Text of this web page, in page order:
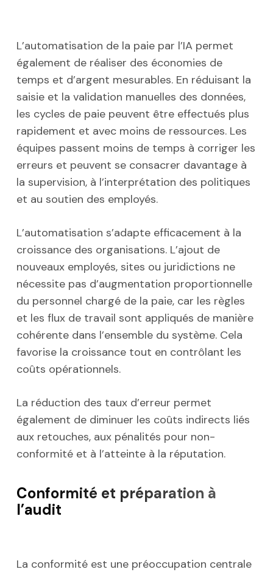
L’automatisation de la paie par l’IA permet
également de réaliser des économies de
temps et d’argent mesurables. En réduisant la
saisie et la validation manuelles des données,
les cycles de paie peuvent être effectués plus
rapidement et avec moins de ressources. Les
équipes passent moins de temps à corriger les
erreurs et peuvent se consacrer davantage à
la supervision, à l’interprétation des politiques
et au soutien des employés.
L’automatisation s’adapte efficacement à la
croissance des organisations. L’ajout de
nouveaux employés, sites ou juridictions ne
nécessite pas d’augmentation proportionnelle
du personnel chargé de la paie, car les règles
et les flux de travail sont appliqués de manière
cohérente dans l’ensemble du système. Cela
favorise la croissance tout en contrôlant les
coûts opérationnels.
La réduction des taux d’erreur permet
également de diminuer les coûts indirects liés
aux retouches, aux pénalités pour non-
conformité et à l’atteinte à la réputation.
Conformité et préparation à
l’audit
La conformité est une préoccupation centrale